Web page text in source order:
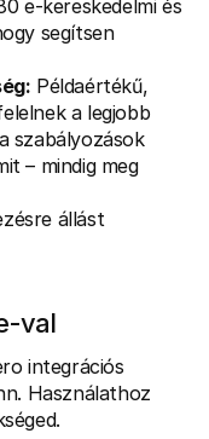
e-kereskedelmi és
segítsen
Példaértékű,
a legjobb
szabályozások
– mindig meg
állást
val
integrációs
Használathoz